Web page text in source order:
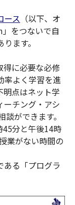
ース （以下、オ
をつないで自
ます。
得に必要な必修
率よく学習を進
明点はネット学
ーチング・アシ
ができます。
分と午後14時
業がない時間の
ある「プログラ